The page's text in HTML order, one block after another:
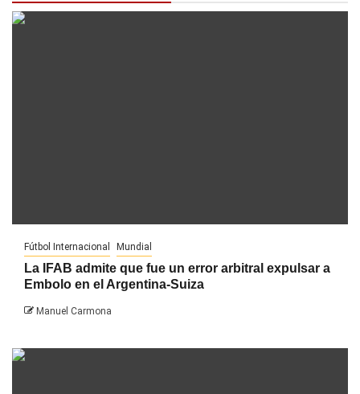
Fútbol Internacional Mundial
La IFAB admite que fue un error arbitral expulsar a
Embolo en el Argentina-Suiza
Manuel Carmona